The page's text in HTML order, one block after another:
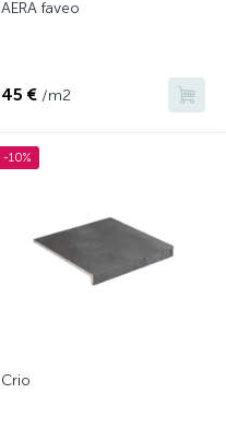
AERA faveo
45 € /m2
-10%
Crio